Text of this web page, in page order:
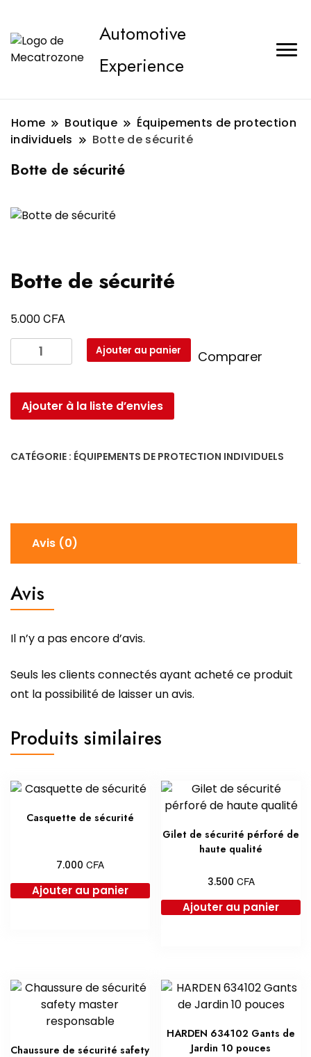
Automotive
Experience
Home Boutique
Équipements de protection
individuels
Botte de sécurité
Botte de sécurité
Botte de sécurité
5.000CFA
quantité
de
de
sécurité
Ajouter au panier Comparer
Ajouter à la liste d’envies
CATÉGORIE : ÉQUIPEMENTS DE PROTECTION INDIVIDUELS
Avis (0)
Avis
Il n’y a pas encore d’avis.
Seuls les clients connectés ayant acheté ce produit
ont la possibilité de laisser un avis.
Produits similaires
Casquette de sécurité
7.000 CFA
Ajouter au panier
Gilet de sécurité pérforé de
haute qualité
3.500 CFA
Ajouter au panier
Chaussure de sécurité safety
HARDEN 634102 Gants de
Jardin 10 pouces